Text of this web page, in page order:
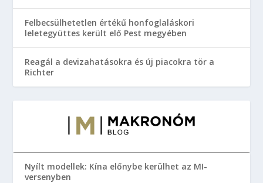
Felbecsülhetetlen értékű honfoglaláskori
leletegyüttes került elő Pest megyében
Reagál a devizahatásokra és új piacokra tör a
Richter
Nyílt modellek: Kína előnybe kerülhet az MI-
versenyben